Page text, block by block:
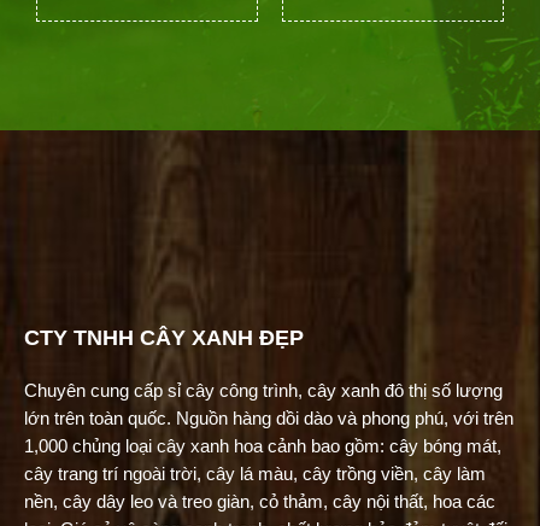
CTY TNHH CÂY XANH ĐẸP
Chuyên cung cấp sỉ cây công trình, cây xanh đô thị số lượng
lớn trên toàn quốc. Nguồn hàng dồi dào và phong phú, với trên
1,000 chủng loại cây xanh hoa cảnh bao gồm: cây bóng mát,
cây trang trí ngoài trời, cây lá màu, cây trồng viền, cây làm
nền, cây dây leo và treo giàn, cỏ thảm, cây nội thất, hoa các